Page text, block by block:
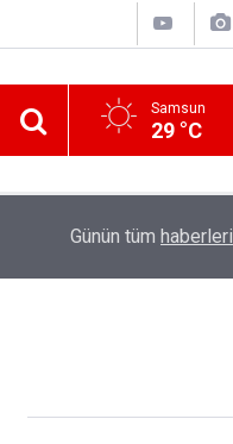
Samsun
29 °C
Yol çalışmaları devam ediyor
Günün tüm haberleri